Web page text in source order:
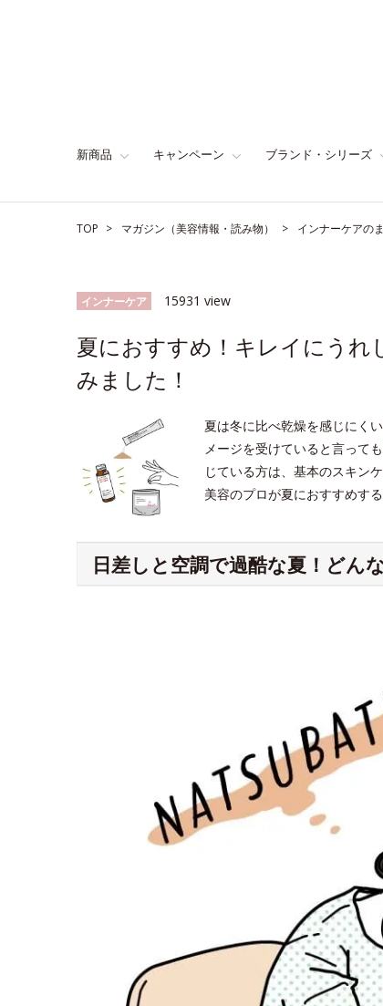
新商品 キャンペーン ブランド・シリーズ
TOP マガジン（美容情報・読み物） インナーケアの
インナーケア 15931 view
夏におすすめ！キレイにうれ
みました！
夏は冬に比べ乾燥を感じにく
メージを受けていると言って
じている方は、基本のスキン
美容のプロが夏におすすめす
日差しと空調で過酷な夏！どん